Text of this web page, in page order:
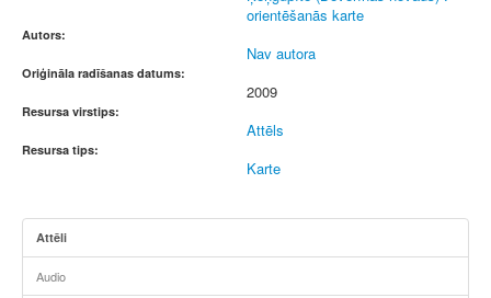
orientēšanās karte
Autors:
Nav autora
Oriģināla radīšanas datums:
2009
Resursa virstips:
Attēls
Resursa tips:
Karte
Attēli
Audio